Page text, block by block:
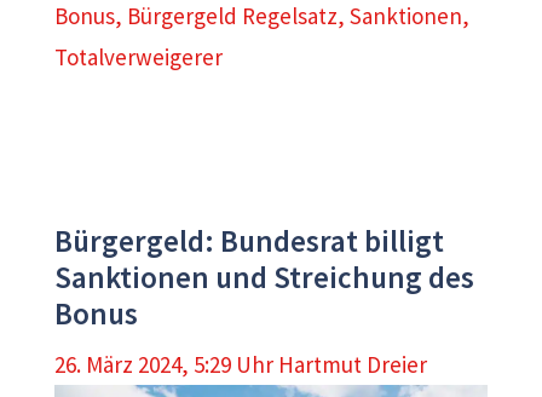
Bonus, Bürgergeld Regelsatz, Sanktionen,
Totalverweigerer
Bürgergeld: Bundesrat billigt
Sanktionen und Streichung des
Bonus
26. März 2024, 5:29 Uhr Hartmut Dreier